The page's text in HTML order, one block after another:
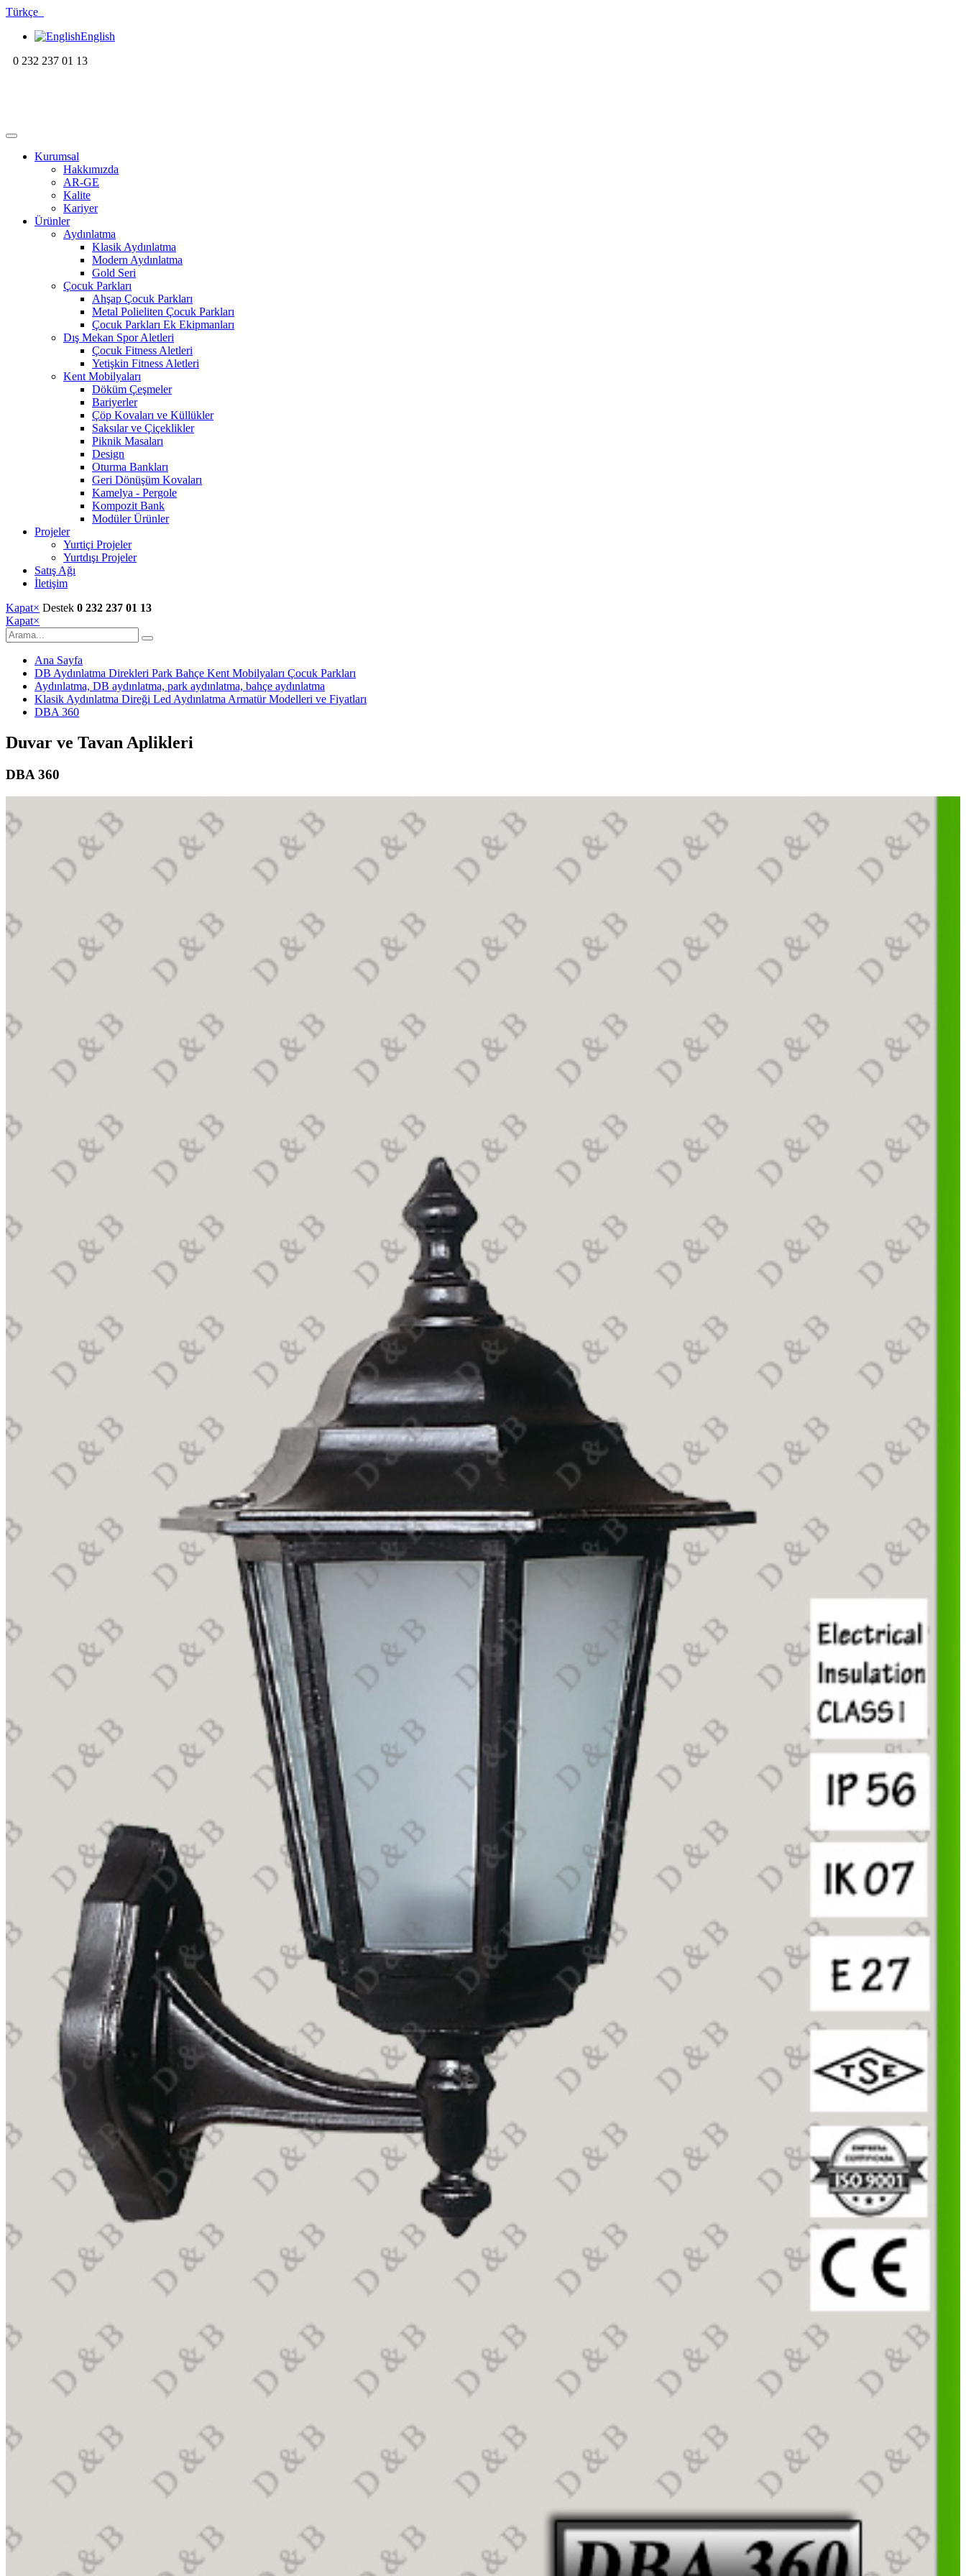
Türkçe
English
0 232 237 01 13
Kurumsal
Hakkımızda
AR-GE
Kalite
Kariyer
Ürünler
Aydınlatma
Klasik Aydınlatma
Modern Aydınlatma
Gold Seri
Çocuk Parkları
Ahşap Çocuk Parkları
Metal Polieliten Çocuk Parkları
Çocuk Parkları Ek Ekipmanları
Dış Mekan Spor Aletleri
Çocuk Fitness Aletleri
Yetişkin Fitness Aletleri
Kent Mobilyaları
Döküm Çeşmeler
Bariyerler
Çöp Kovaları ve Küllükler
Saksılar ve Çiçeklikler
Piknik Masaları
Design
Oturma Bankları
Geri Dönüşüm Kovaları
Kamelya - Pergole
Kompozit Bank
Modüler Ürünler
Projeler
Yurtiçi Projeler
Yurtdışı Projeler
Satış Ağı
İletişim
Kapat× Destek 0 232 237 01 13
Kapat×
Ana Sayfa
DB Aydınlatma Direkleri Park Bahçe Kent Mobilyaları Çocuk Parkları
Aydınlatma, DB aydınlatma, park aydınlatma, bahçe aydınlatma
Klasik Aydınlatma Direği Led Aydınlatma Armatür Modelleri ve Fiyatları
DBA 360
Duvar ve Tavan Aplikleri
DBA 360